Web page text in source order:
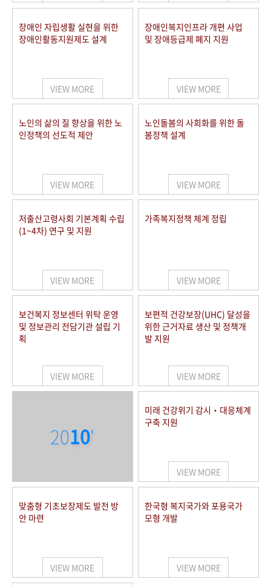
장애인 자립생활 실현을 위한
장애인활동지원제도 설계
VIEW MORE
장애인복지인프라 개편 사업
및 장애등급제 폐지 지원
VIEW MORE
노인의 삶의 질 향상을 위한 노
인정책의 선도적 제안
VIEW MORE
노인돌봄의 사회화를 위한 돌
봄정책 설계
VIEW MORE
저출산고령사회 기본계획 수립
(1~4차) 연구 및 지원
VIEW MORE
가족복지정책 체계 정립
VIEW MORE
보건복지 정보센터 위탁 운영
및 정보관리 전담기관 설립 기
획
VIEW MORE
보편적 건강보장(UHC) 달성을
위한 근거자료 생산 및 정책개
발 지원
VIEW MORE
2010'
미래 건강위기 감시‧대응체계
구축 지원
VIEW MORE
맞춤형 기초보장제도 발전 방
안 마련
VIEW MORE
한국형 복지국가와 포용국가
모형 개발
VIEW MORE